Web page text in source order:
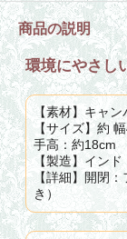
商品の説明
環境にやさし
【素材】キャ
【サイズ】約
手高：約18cm
【製造】インド
【詳細】開閉
き）